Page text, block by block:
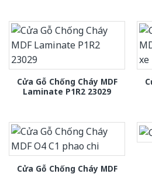
Cửa Gỗ Chống Cháy MDF
Laminate P1R2 23029
Cửa Gỗ Chống Cháy MDF